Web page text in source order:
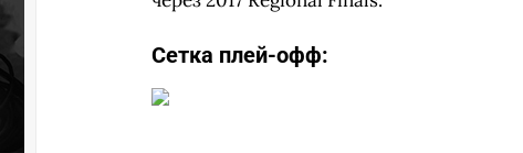
Сетка плей-офф: